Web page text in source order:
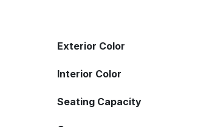
Exterior Color
Interior Color
Seating Capacity